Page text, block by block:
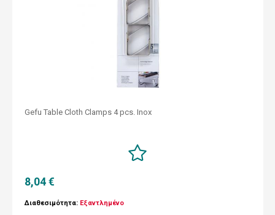
Gefu Table Cloth Clamps 4 pcs. Inox
8,04 €
Διαθεσιμότητα: Εξαντλημένο